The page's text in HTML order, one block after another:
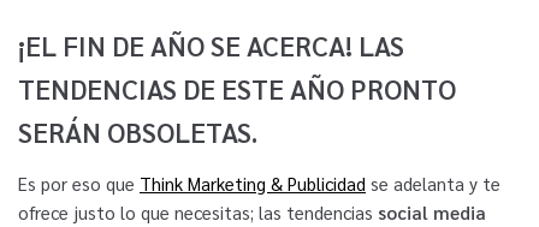
¡EL FIN DE AÑO SE ACERCA! LAS
TENDENCIAS DE ESTE AÑO PRONTO
SERÁN OBSOLETAS.
Es por eso que Think Marketing & Publicidad se adelanta y te
ofrece justo lo que necesitas; las tendencias social media